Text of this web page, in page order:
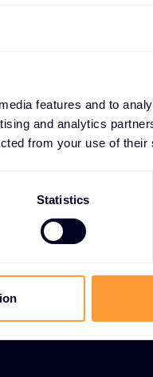
features and to
and analytics
from your use of their
Statistics